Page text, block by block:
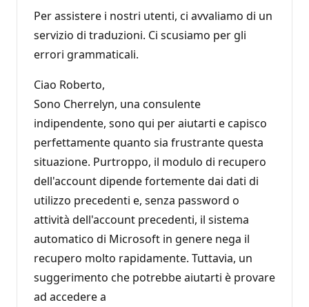
Per assistere i nostri utenti, ci avvaliamo di un
servizio di traduzioni. Ci scusiamo per gli
errori grammaticali.
Ciao Roberto,
Sono Cherrelyn, una consulente
indipendente, sono qui per aiutarti e capisco
perfettamente quanto sia frustrante questa
situazione. Purtroppo, il modulo di recupero
dell'account dipende fortemente dai dati di
utilizzo precedenti e, senza password o
attività dell'account precedenti, il sistema
automatico di Microsoft in genere nega il
recupero molto rapidamente. Tuttavia, un
suggerimento che potrebbe aiutarti è provare
ad accedere a